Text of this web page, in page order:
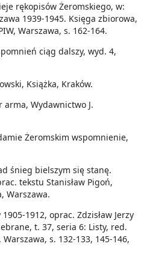
rękopisów Żeromskiego, w:
1939-1945. Księga zbiorowa,
Warszawa, s. 162-164.
ciąg dalszy, wyd. 4,
Książka, Kraków.
arma, Wydawnictwo J.
Żeromskim wspomnienie,
śnieg bielszym się stanę.
tekstu Stanisław Pigoń,
Warszawa.
1912, oprac. Zdzisław Jerzy
t. 37, seria 6: Listy, red.
s. 132-133, 145-146,